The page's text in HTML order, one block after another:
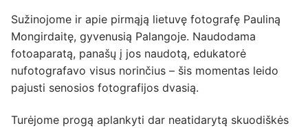
Sužinojome ir apie pirmąją lietuvę fotografę Pauliną
Mongirdaitę, gyvenusią Palangoje. Naudodama
fotoaparatą, panašų į jos naudotą, edukatorė
nufotografavo visus norinčius – šis momentas leido
pajusti senosios fotografijos dvasią.
Turėjome progą aplankyti dar neatidarytą skuodiškės